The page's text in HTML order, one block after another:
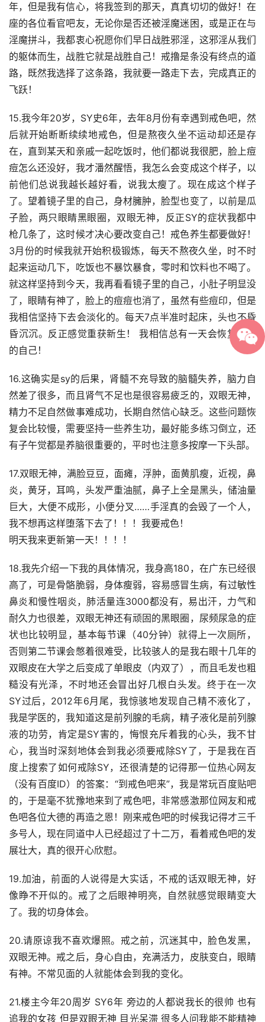
年，但是我有信心，将我签到的那天，真真切切的做好！在
座的各位看官吧友，无论你是否还被淫魔迷困，或是正在与
淫魔拼斗，我都衷心祝愿你们早日战胜邪淫，这邪淫从我们
的躯体而生，战胜它就是战胜自己！戒撸是条没有终点的道
路，既然我选择了这条路，我就要一路走下去，完成真正的
飞跃！
15.我今年20岁，SY史6年，去年8月份有幸遇到戒色吧，然
后就开始断断续续地戒色，但是熬夜久坐不运动却还是存
在，直到某天和亲戚一起吃饭时，他们都说我很肥，脸上痘
痘怎么还没好，我才潘然醒悟，我怎么会变成这个样子，以
前他们总说我越长越好看，说我太瘦了。现在成这个样子
了。望着镜子里的自己，身材臃肿，脸型也变了，以前是瓜
子脸，两只眼睛黑眼圈，双眼无神，反正SY的症状我都中
枪几条了，这时候才决心要改变自己！戒色养生都要做好！
3月份的时候我就开始积极锻炼，每天不熬夜久坐，时不时
起来运动几下，吃饭也不暴饮暴食，零时和饮料也不喝了。
就这样坚持到今天，我再看看镜子里的自己，小肚子明显没
了，眼睛有神了，脸上的痘痘也消了，虽然有些痘印，但是
我相信坚持下去会淡化的。每天7点半准时起床，头也不昏
昏沉沉。反正感觉重获新生！ 我相信总有一天会恢复健康
的自己！
16.这确实是sy的后果，肾髓不充导致的脑髓失养，脑力自
然差了很多，而且肾气不足也是很容易疲乏的，双眼无神，
精力不足自然做事难成功，长期自然信心缺乏。这些问题恢
复会比较慢，需要坚持一些养生功，最好能多练习倒立，还
有子午觉都是养脑很重要的，平时也注意多按摩一下头部。
17.双眼无神，满脸豆豆，面瘫，浮肿，面黄肌瘦，近视，鼻
炎，黄牙，耳鸣，头发严重油腻，鼻子上全是黑头，储油量
巨大，大便不成形，小便分叉……手淫真的会毁了一个人，
我不想再这样堕落下去了！！！我要戒色！
明天我来更新第一天！！！！
18.我先介绍一下我的具体情况，我身高180，在广东已经很
高了，可是骨骼脆弱，身体瘦弱，容易感冒生病，有过敏性
鼻炎和慢性咽炎，肺活量连3000都没有，易出汗，力气和
耐久力也很差，双眼无神还有顽固的黑眼圈，尿频尿急的症
状也比较明显，基本每节课（40分钟）就得上一次厕所，
否则第二节课会憋着很难受，比较骇人的是我右眼十几年的
双眼皮在大学之后变成了单眼皮（内双了），而且毛发也粗
糙没有光泽，不时地还会冒出好几根白头发。终于在一次
SY过后，2012年6月尾，我惊骇地发现自己精不液化了，
我是学医的，我知道这是前列腺的毛病，精子液化是前列腺
液的功劳，肯定是SY害的，悔恨充斥着我的心头，我不甘
心，我当时深刻地体会到我必须要戒除SY了，于是我在百
度上搜索了如何戒除SY，还很清楚的记得那一位热心网友
（没有百度ID）的答案：“到戒色吧来”，我是常玩百度贴吧
的，于是毫不犹豫地来到了戒色吧，非常感激那位网友和戒
色吧各位大德的再造之恩！刚来戒色吧的时候我记得才三千
多号人，现在同道中人已经超过了十二万，看着戒色吧的发
展壮大，真的很开心欣慰。
19.加油，前面的人说得是大实话，不戒的话双眼无神，好
像睁不开似的。戒了之后眼神明亮，自然就感觉眼睛变大
了。我的切身体会。
20.请原谅我不喜欢爆照。戒之前，沉迷其中，脸色发黑，
双眼无神。戒之后，身心自由，充满活力，皮肤变白，眼睛
有神。不常见面的人就能体会到我的变化。
21.楼主今年20周岁 SY6年 旁边的人都说我长的很帅 也有
追我的女孩 但是双眼无神 目光呆滞 很多人问我能不能精神